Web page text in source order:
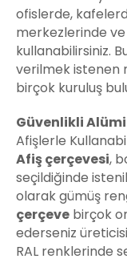
ofislerde,
merkezlerinde
kullanabilirsiniz.
verilmek istenen
birçok kuruluş
Güvenlikli
Afişlerle
Afiş çerçevesi,
seçildiğinde
olarak gümüş
çerçeve birçok
ederseniz
RAL renklerinde